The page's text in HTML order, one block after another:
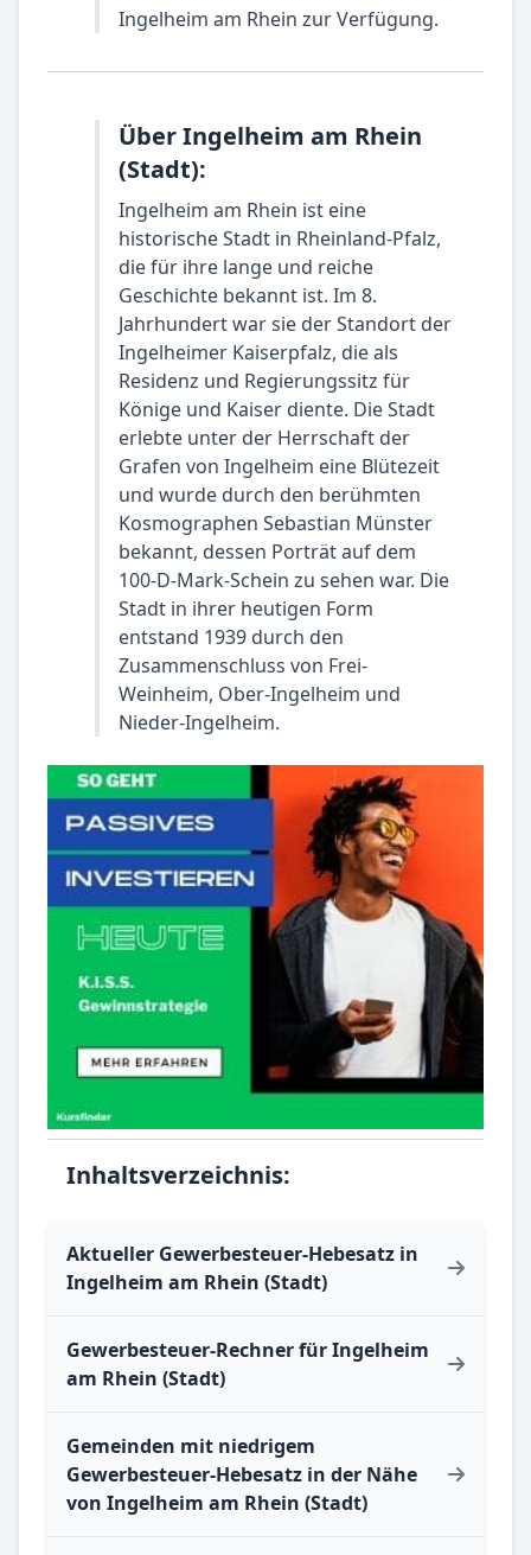
Ingelheim am Rhein zur Verfügung.
Über Ingelheim am Rhein
(Stadt):
Ingelheim am Rhein ist eine
historische Stadt in Rheinland-Pfalz,
die für ihre lange und reiche
Geschichte bekannt ist. Im 8.
Jahrhundert war sie der Standort der
Ingelheimer Kaiserpfalz, die als
Residenz und Regierungssitz für
Könige und Kaiser diente. Die Stadt
erlebte unter der Herrschaft der
Grafen von Ingelheim eine Blütezeit
und wurde durch den berühmten
Kosmographen Sebastian Münster
bekannt, dessen Porträt auf dem
100-D-Mark-Schein zu sehen war. Die
Stadt in ihrer heutigen Form
entstand 1939 durch den
Zusammenschluss von Frei-
Weinheim, Ober-Ingelheim und
Nieder-Ingelheim.
Inhaltsverzeichnis:
Aktueller Gewerbesteuer-Hebesatz in
Ingelheim am Rhein (Stadt)
Gewerbesteuer-Rechner für Ingelheim
am Rhein (Stadt)
Gemeinden mit niedrigem
Gewerbesteuer-Hebesatz in der Nähe
von Ingelheim am Rhein (Stadt)